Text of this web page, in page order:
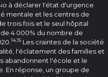
à déclarer l'état d'urgence
mentale et les centres de
trois fois et le seul hôpital
4 000% du nombre de
14,15 Les craintes de la société
l'éclatement des familles et
abandonnent l'école et le
En réponse, un groupe de